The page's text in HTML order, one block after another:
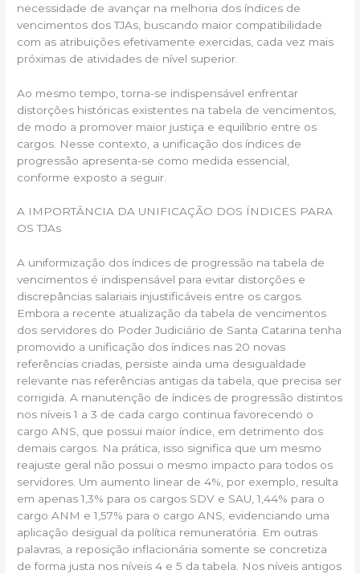
necessidade de avançar na melhoria dos índices de
vencimentos dos TJAs, buscando maior compatibilidade
com as atribuições efetivamente exercidas, cada vez mais
próximas de atividades de nível superior.
Ao mesmo tempo, torna-se indispensável enfrentar
distorções históricas existentes na tabela de vencimentos,
de modo a promover maior justiça e equilíbrio entre os
cargos. Nesse contexto, a unificação dos índices de
progressão apresenta-se como medida essencial,
conforme exposto a seguir.
A IMPORTÂNCIA DA UNIFICAÇÃO DOS ÍNDICES PARA
OS TJAs
A uniformização dos índices de progressão na tabela de
vencimentos é indispensável para evitar distorções e
discrepâncias salariais injustificáveis entre os cargos.
Embora a recente atualização da tabela de vencimentos
dos servidores do Poder Judiciário de Santa Catarina tenha
promovido a unificação dos índices nas 20 novas
referências criadas, persiste ainda uma desigualdade
relevante nas referências antigas da tabela, que precisa ser
corrigida. A manutenção de índices de progressão distintos
nos níveis 1 a 3 de cada cargo continua favorecendo o
cargo ANS, que possui maior índice, em detrimento dos
demais cargos. Na prática, isso significa que um mesmo
reajuste geral não possui o mesmo impacto para todos os
servidores. Um aumento linear de 4%, por exemplo, resulta
em apenas 1,3% para os cargos SDV e SAU, 1,44% para o
cargo ANM e 1,57% para o cargo ANS, evidenciando uma
aplicação desigual da política remuneratória. Em outras
palavras, a reposição inflacionária somente se concretiza
de forma justa nos níveis 4 e 5 da tabela. Nos níveis antigos